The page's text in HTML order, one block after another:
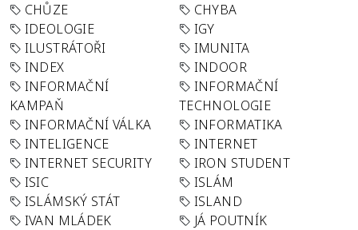
CHŮZE
CHYBA
IDEOLOGIE
IGY
ILUSTRÁTOŘI
IMUNITA
INDEX
INDOOR
INFORMAČNÍ
KAMPAŇ
INFORMAČNÍ
TECHNOLOGIE
INFORMAČNÍ VÁLKA
INFORMATIKA
INTELIGENCE
INTERNET
INTERNET SECURITY
IRON STUDENT
ISIC
ISLÁM
ISLÁMSKÝ STÁT
ISLAND
IVAN MLÁDEK
JÁ POUTNÍK